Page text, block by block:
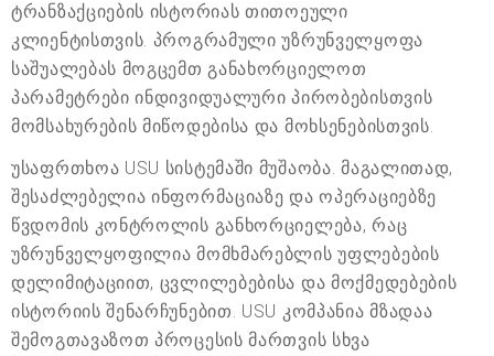
ტრანზაქციების ისტორიას თითოეული
კლიენტისთვის. პროგრამული უზრუნველყოფა
საშუალებას მოგცემთ განახორციელოთ
პარამეტრები ინდივიდუალური პირობებისთვის
მომსახურების მიწოდებისა და მოხსენებისთვის.
უსაფრთხოა USU სისტემაში მუშაობა. მაგალითად,
შესაძლებელია ინფორმაციაზე და ოპერაციებზე
წვდომის კონტროლის განხორციელება, რაც
უზრუნველყოფილია მომხმარებლის უფლებების
დელიმიტაციით, ცვლილებებისა და მოქმედებების
ისტორიის შენარჩუნებით. USU კომპანია მზადაა
შემოგთავაზოთ პროცესის მართვის სხვა